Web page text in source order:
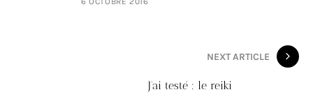
NEXT ARTICLE
J'ai testé : le reiki